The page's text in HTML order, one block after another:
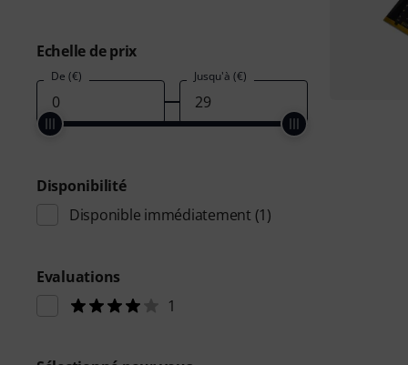
Echelle de prix
De (€) Jusqu'à (€)
Disponibilité
Disponible immédiatement (1)
Evaluations
1